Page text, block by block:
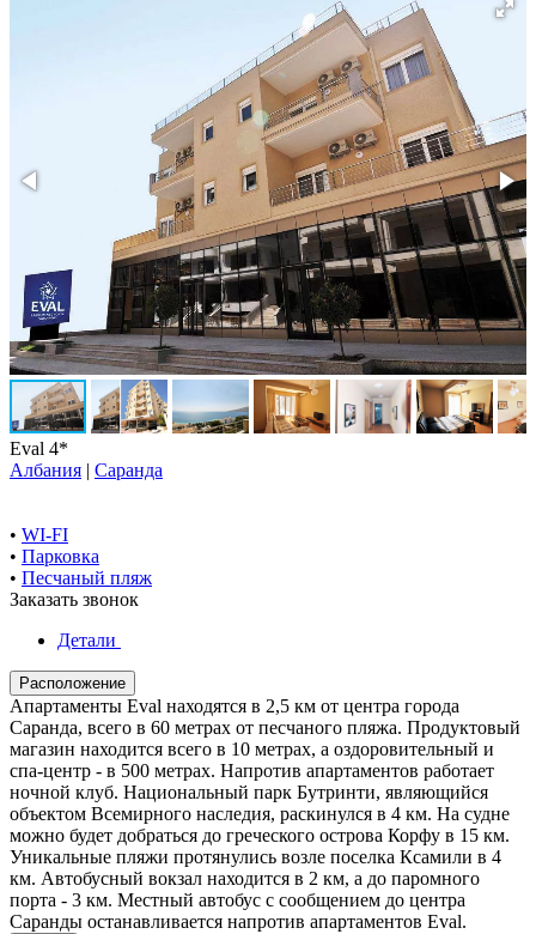
Eval 4*
Албания | Саранда
• WI-FI
• Парковка
• Песчаный пляж
Заказать звонок
Детали
Расположение
Апартаменты Eval находятся в 2,5 км от центра города
Саранда, всего в 60 метрах от песчаного пляжа. Продуктовый
магазин находится всего в 10 метрах, а оздоровительный и
спа-центр - в 500 метрах. Напротив апартаментов работает
ночной клуб. Национальный парк Бутринти, являющийся
объектом Всемирного наследия, раскинулся в 4 км. На судне
можно будет добраться до греческого острова Корфу в 15 км.
Уникальные пляжи протянулись возле поселка Ксамили в 4
км. Автобусный вокзал находится в 2 км, а до паромного
порта - 3 км. Местный автобус с сообщением до центра
Саранды останавливается напротив апартаментов Eval.